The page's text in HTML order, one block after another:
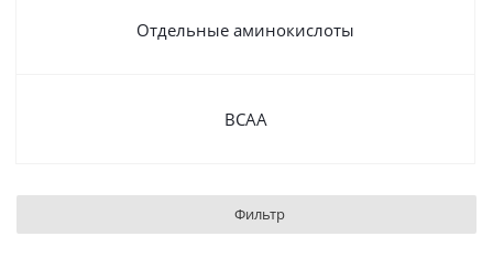
Отдельные аминокислоты
BCAA
Фильтр